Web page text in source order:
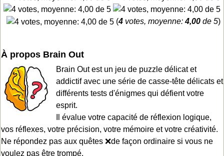
(4 votes, moyenne:4,00 de 5)
À propos Brain Out
Brain Out est un jeu de puzzle délicat et
addictif avec une série de casse-tête délicats et
différents tests d'énigmes qui défient votre
esprit.
Il évalue votre capacité de réflexion logique,
vos réflexes, votre précision, votre mémoire et votre créativité.
Ne répondez pas aux quêtes ❌de façon ordinaire si vous ne
voulez pas être trompé.